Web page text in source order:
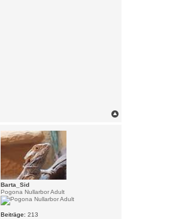
Barta_Sid
Pogona Nullarbor Adult
Beiträge: 213